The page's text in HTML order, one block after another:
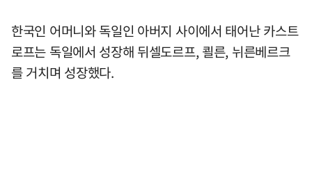
한국인 어머니와 독일인 아버지 사이에서 태어난 카스트
로프는 독일에서 성장해 뒤셀도르프, 쾰른, 뉘른베르크
를 거치며 성장했다.